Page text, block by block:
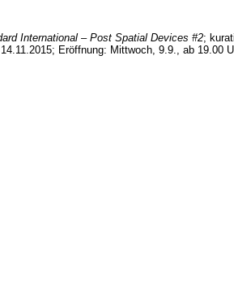
International – Post Spatial Devices #2;
Eröffnung: Mittwoch, 9.9., ab 19.00